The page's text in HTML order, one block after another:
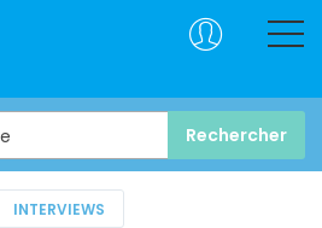
INTERVIEWS